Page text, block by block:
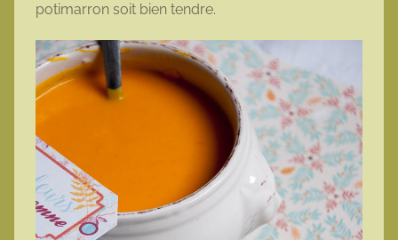
potimarron soit bien tendre.